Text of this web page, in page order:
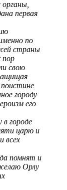
первая
по
страны
пор
свою
городу
его
городе
царю и
всех
помнят и
Орлу